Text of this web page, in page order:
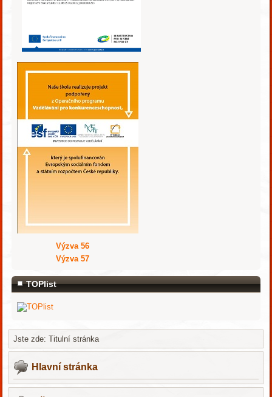
Výzva 56
Výzva 57
TOPlist
Jste zde:Titulní stránka
Hlavní stránka